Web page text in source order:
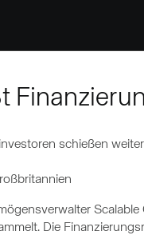
schießen
Die